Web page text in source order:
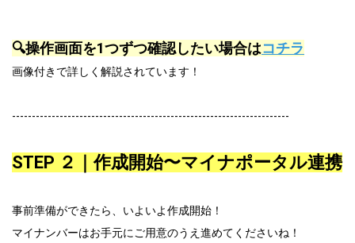
🔍操作画面を1つずつ確認したい場合はコチラ
画像付きで詳しく解説されています！
----------------------------------------------------------------------
STEP ２｜作成開始〜マイナポータル連携
事前準備ができたら、いよいよ作成開始！
マイナンバーはお手元にご用意のうえ進めてくださいね！